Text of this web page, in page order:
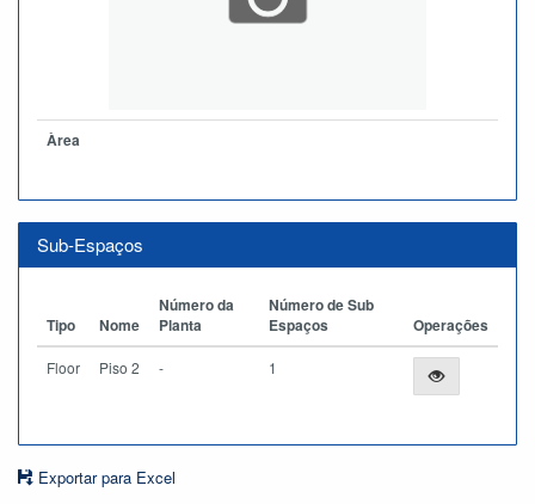
Àrea
Sub-Espaços
Tipo Nome
Número da
Planta
Número de Sub
Espaços
Operações
Floor Piso 2 - 1
Exportar para Excel